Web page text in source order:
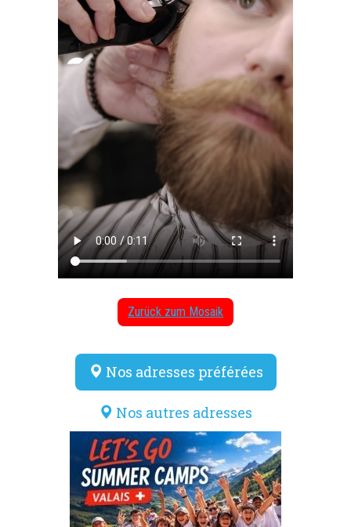
Zurück zum Mosaik
Nos adresses préférées
Nos autres adresses